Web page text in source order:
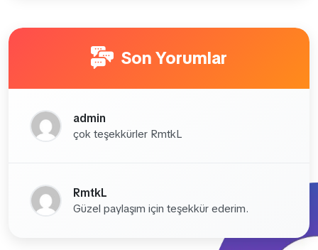
Son Yorumlar
admin
çok teşekkürler RmtkL
RmtkL
Güzel paylaşım için teşekkür ederim.